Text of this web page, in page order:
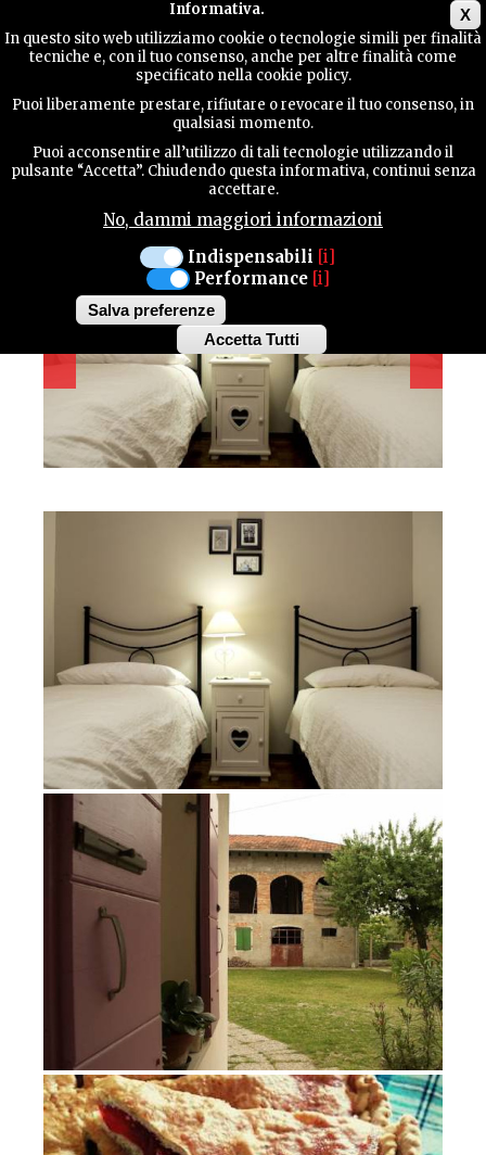
X
Informativa.
In questo sito web utilizziamo cookie o tecnologie simili per finalità
tecniche e, con il tuo consenso, anche per altre finalità come
specificato nella cookie policy.
Puoi liberamente prestare, rifiutare o revocare il tuo consenso, in
qualsiasi momento.
Puoi acconsentire all’utilizzo di tali tecnologie utilizzando il
pulsante “Accetta”. Chiudendo questa informativa, continui senza
accettare.
No, dammi maggiori informazioni
Indispensabili [i]
Performance [i]
Salva preferenze
Accetta Tutti
Withdraw
TERRITORY
CONTACTS
IL TUBIÀ